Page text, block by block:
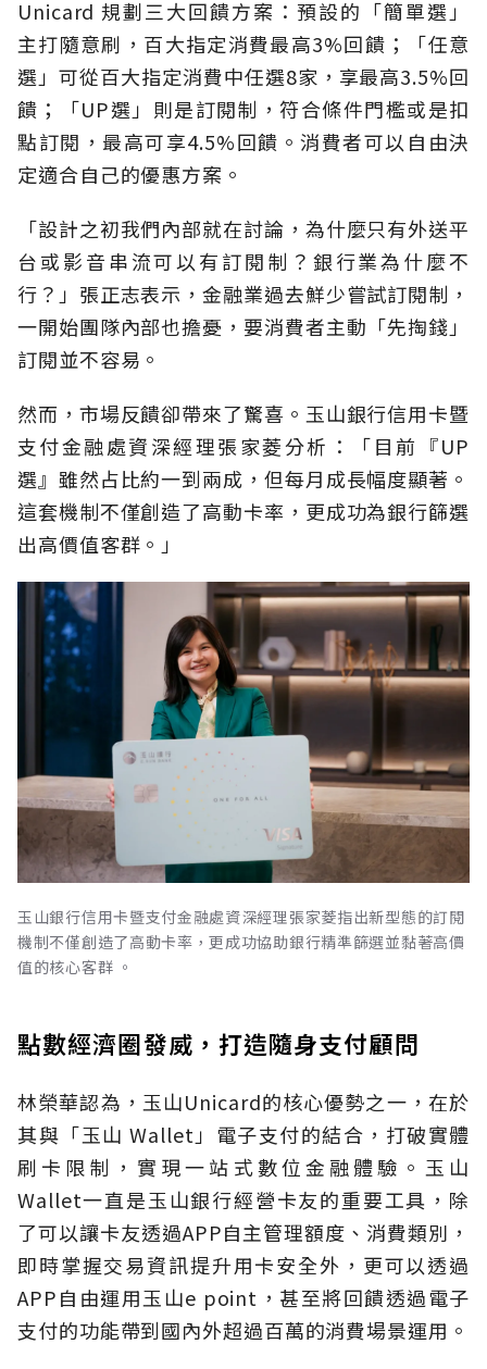
Unicard 規劃三大回饋方案：預設的「簡單選」
主打隨意刷，百大指定消費最高3%回饋；「任意
選」可從百大指定消費中任選8家，享最高3.5%回
饋；「UP選」則是訂閱制，符合條件門檻或是扣
點訂閱，最高可享4.5%回饋。消費者可以自由決
定適合自己的優惠方案。
「設計之初我們內部就在討論，為什麼只有外送平
台或影音串流可以有訂閱制？銀行業為什麼不
行？」張正志表示，金融業過去鮮少嘗試訂閱制，
一開始團隊內部也擔憂，要消費者主動「先掏錢」
訂閱並不容易。
然而，市場反饋卻帶來了驚喜。玉山銀行信用卡暨
支付金融處資深經理張家菱分析：「目前『UP
選』雖然占比約一到兩成，但每月成長幅度顯著。
這套機制不僅創造了高動卡率，更成功為銀行篩選
出高價值客群。」
玉山銀行信用卡暨支付金融處資深經理張家菱指出新型態的訂閱
機制不僅創造了高動卡率，更成功協助銀行精準篩選並黏著高價
值的核心客群 。
點數經濟圈發威，打造隨身支付顧問
林榮華認為，玉山Unicard的核心優勢之一，在於
其與「玉山 Wallet」電子支付的結合，打破實體
刷卡限制，實現一站式數位金融體驗。玉山
Wallet一直是玉山銀行經營卡友的重要工具，除
了可以讓卡友透過APP自主管理額度、消費類別，
即時掌握交易資訊提升用卡安全外，更可以透過
APP自由運用玉山e point，甚至將回饋透過電子
支付的功能帶到國內外超過百萬的消費場景運用。